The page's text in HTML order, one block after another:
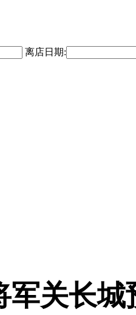
离店日期:
军关长城